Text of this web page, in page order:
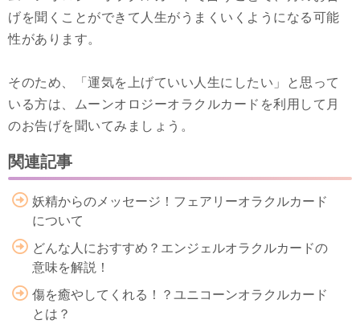
げを聞くことができて人生がうまくいくようになる可能
性があります。
そのため、「運気を上げていい人生にしたい」と思って
いる方は、ムーンオロジーオラクルカードを利用して月
のお告げを聞いてみましょう。
関連記事
妖精からのメッセージ！フェアリーオラクルカード
について
どんな人におすすめ？エンジェルオラクルカードの
意味を解説！
傷を癒やしてくれる！？ユニコーンオラクルカード
とは？